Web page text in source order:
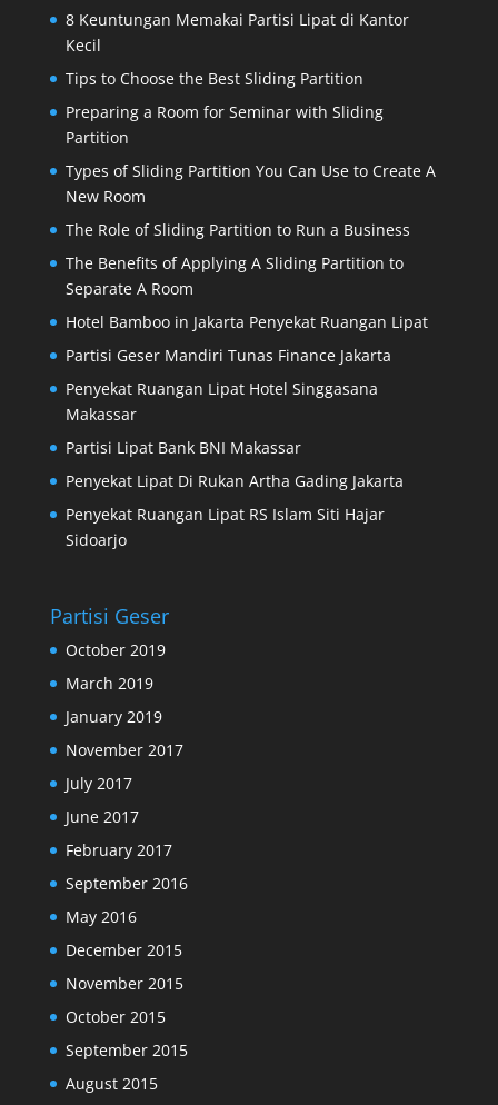
8 Keuntungan Memakai Partisi Lipat di Kantor
Kecil
Tips to Choose the Best Sliding Partition
Preparing a Room for Seminar with Sliding
Partition
Types of Sliding Partition You Can Use to Create A
New Room
The Role of Sliding Partition to Run a Business
The Benefits of Applying A Sliding Partition to
Separate A Room
Hotel Bamboo in Jakarta Penyekat Ruangan Lipat
Partisi Geser Mandiri Tunas Finance Jakarta
Penyekat Ruangan Lipat Hotel Singgasana
Makassar
Partisi Lipat Bank BNI Makassar
Penyekat Lipat Di Rukan Artha Gading Jakarta
Penyekat Ruangan Lipat RS Islam Siti Hajar
Sidoarjo
Partisi Geser
October 2019
March 2019
January 2019
November 2017
July 2017
June 2017
February 2017
September 2016
May 2016
December 2015
November 2015
October 2015
September 2015
August 2015